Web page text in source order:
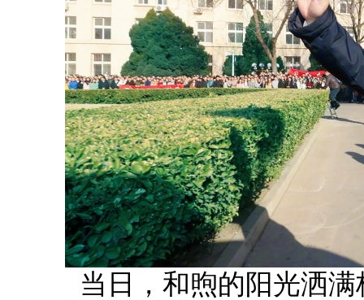
当日，和煦的阳光洒满